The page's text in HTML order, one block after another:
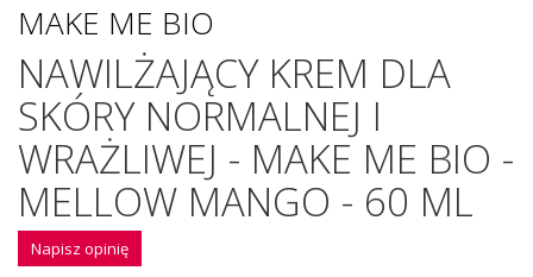
MAKE ME BIO
NAWILŻAJĄCY KREM DLA
SKÓRY NORMALNEJ I
WRAŻLIWEJ - MAKE ME BIO -
MELLOW MANGO - 60 ML
Napisz opinię